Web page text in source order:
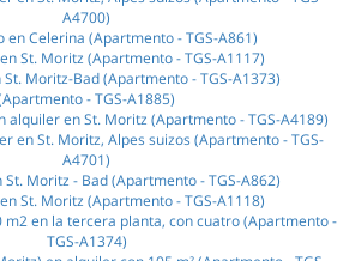
A4700)
en Celerina (Apartmento - TGS-A861)
St. Moritz (Apartmento - TGS-A1117)
Moritz-Bad (Apartmento - TGS-A1373)
- TGS-A1885)
alquiler en St. Moritz (Apartmento - TGS-A4189)
en St. Moritz, Alpes suizos (Apartmento - TGS-
A4701)
Moritz - Bad (Apartmento - TGS-A862)
St. Moritz (Apartmento - TGS-A1118)
m2 en la tercera planta, con cuatro (Apartmento -
TGS-A1374)